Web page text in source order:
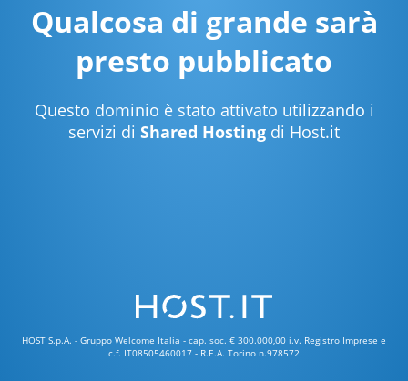
Qualcosa di grande sarà
presto pubblicato
Questo dominio è stato attivato utilizzando i
servizi di Shared Hosting di Host.it
HOST S.p.A. - Gruppo Welcome Italia - cap. soc. € 300.000,00 i.v. Registro Imprese e
c.f. IT08505460017 - R.E.A. Torino n.978572